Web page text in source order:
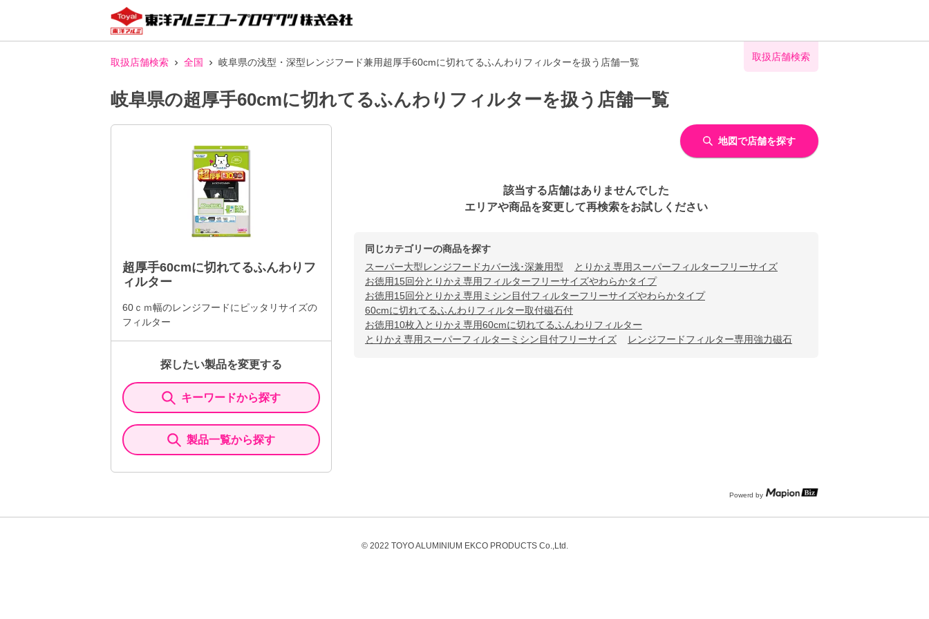
取扱店舗検索 全国 岐阜県の浅型・深型レンジフード兼用超厚手60cmに切れてるふんわりフィルターを扱う店舗一覧 取扱店舗検索
岐阜県の超厚手60cmに切れてるふんわりフィルターを扱う店舗一覧
超厚手60cmに切れてるふんわりフ
ィルター
60ｃｍ幅のレンジフードにピッタリサイズの
フィルター
探したい製品を変更する
キーワードから探す
製品一覧から探す
地図で店舗を探す
該当する店舗はありませんでした
エリアや商品を変更して再検索をお試しください
同じカテゴリーの商品を探す
スーパー大型レンジフードカバー浅･深兼用型
とりかえ専用スーパーフィルターフリーサイズ
お徳用15回分とりかえ専用フィルターフリーサイズやわらかタイプ
お徳用15回分とりかえ専用ミシン目付フィルターフリーサイズやわらかタイプ
60cmに切れてるふんわりフィルター取付磁石付
お徳用10枚入とりかえ専用60cmに切れてるふんわりフィルター
とりかえ専用スーパーフィルターミシン目付フリーサイズ
レンジフードフィルター専用強力磁石
Powerd by
© 2022 TOYO ALUMINIUM EKCO PRODUCTS Co.,Ltd.